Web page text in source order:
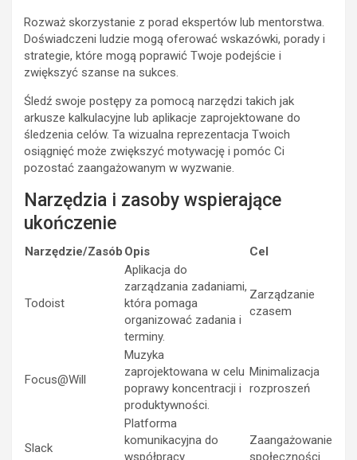
Rozważ skorzystanie z porad ekspertów lub mentorstwa.
Doświadczeni ludzie mogą oferować wskazówki, porady i
strategie, które mogą poprawić Twoje podejście i
zwiększyć szanse na sukces.
Śledź swoje postępy za pomocą narzędzi takich jak
arkusze kalkulacyjne lub aplikacje zaprojektowane do
śledzenia celów. Ta wizualna reprezentacja Twoich
osiągnięć może zwiększyć motywację i pomóc Ci
pozostać zaangażowanym w wyzwanie.
Narzędzia i zasoby wspierające
ukończenie
Narzędzie/Zasób Opis Cel
Todoist
Aplikacja do
zarządzania zadaniami,
która pomaga
organizować zadania i
terminy.
Zarządzanie
czasem
Focus@Will
Muzyka
zaprojektowana w celu
poprawy koncentracji i
produktywności.
Minimalizacja
rozproszeń
Slack
Platforma
komunikacyjna do
współpracy
Zaangażowanie
społeczności